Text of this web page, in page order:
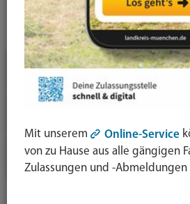
Jahresauswahl
2026
2024
Mit unserem Online-Service
von zu Hause aus alle gängigen
Zulassungen und -